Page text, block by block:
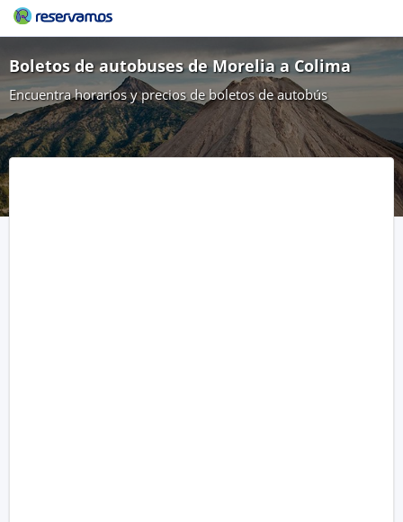
Boletos de autobuses de Morelia a Colima
Encuentra horarios y precios de boletos de autobús